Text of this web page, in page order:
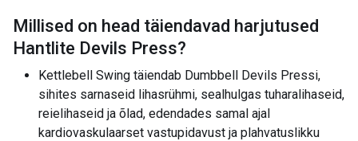
Millised on head täiendavad harjutused
Hantlite Devils Press?
Kettlebell Swing täiendab Dumbbell Devils Pressi,
sihites sarnaseid lihasrühmi, sealhulgas tuharalihaseid,
reielihaseid ja õlad, edendades samal ajal
kardiovaskulaarset vastupidavust ja plahvatuslikku